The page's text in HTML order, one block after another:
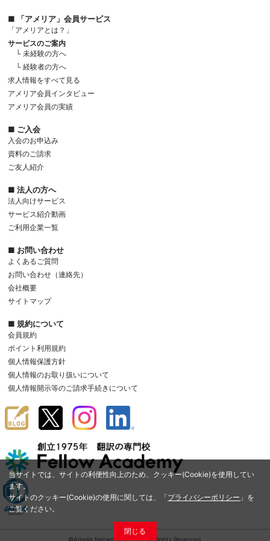
当サイトでは、サイトの利便性向上のため、クッキー(Cookie)を使用してい
ます。
サイトのクッキー(Cookie)の使用に関しては、「プライバシーポリシー 」を
ご覧ください。
閉じる
■ 「アメリア」会員サービス
「アメリアとは？」
サービスのご案内
└ 未経験の方へ
└ 経験者の方へ
求人情報をすべて見る
アメリア会員インタビュー
アメリア会員の実績
■ ご入会
入会のお申込み
資料のご請求
ご友人紹介
■ 法人の方へ
法人向けサービス
サービス紹介動画
ご利用企業一覧
■ お問い合わせ
よくあるご質問
お問い合わせ（連絡先）
会社概要
サイトマップ
■ 規約について
会員規約
ポイント利用規約
個人情報保護方針
個人情報のお取り扱いについて
個人情報開示等のご請求手続きについて
©Amelia Network Co.,Ltd. All Rights Reserved.